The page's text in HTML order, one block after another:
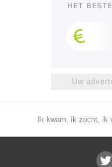
Uw
Ik kwam, ik zocht, ik